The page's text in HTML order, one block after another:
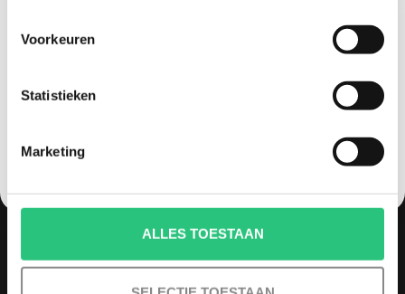
Voorkeuren
Statistieken
Marketing
ALLES TOESTAAN
REVIEWS